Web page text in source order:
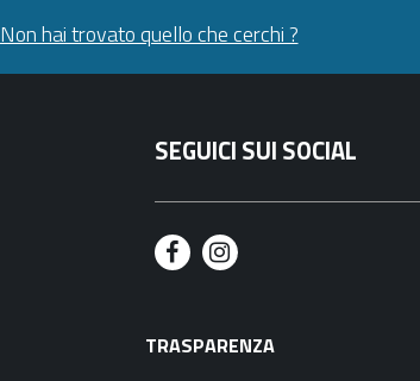
Non hai trovato quello che cerchi ?
SEGUICI SUI SOCIAL
F
c
I
s
TRASPARENZA